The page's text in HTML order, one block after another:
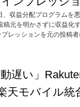
収益分配プログラムを
元を明かさずに収益化
レッションを元の投稿
動遅い」
モバイル統